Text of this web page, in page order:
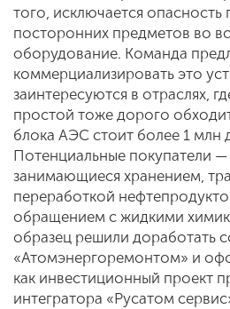
того, исключается опасность
посторонних предметов во
оборудование. Команда
коммерциализировать это
заинтересуются в отраслях,
простой тоже дорого
блока АЭС стоит более 1 млн
Потенциальные покупатели
занимающиеся хранением,
переработкой
обращением с жидкими
образец решили доработать
«Атомэнергоремонтом» и
как инвестиционный проект
интегратора «Русатом